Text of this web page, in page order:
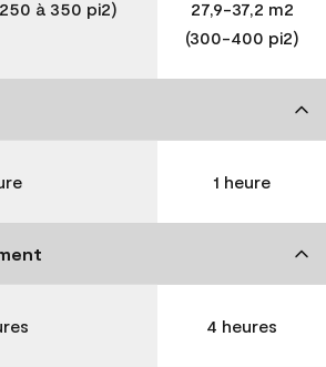
à 350 pi2)
27,9-37,2 m2
(300-400 pi2)
1 heure
4 heures